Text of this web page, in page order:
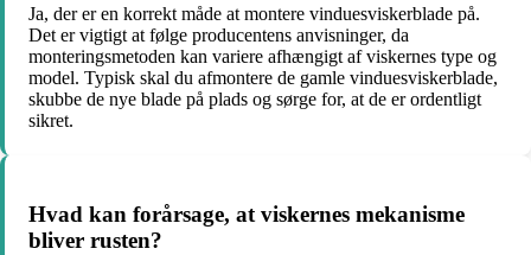
Ja, der er en korrekt måde at montere vinduesviskerblade på.
Det er vigtigt at følge producentens anvisninger, da
monteringsmetoden kan variere afhængigt af viskernes type og
model. Typisk skal du afmontere de gamle vinduesviskerblade,
skubbe de nye blade på plads og sørge for, at de er ordentligt
sikret.
Hvad kan forårsage, at viskernes mekanisme
bliver rusten?